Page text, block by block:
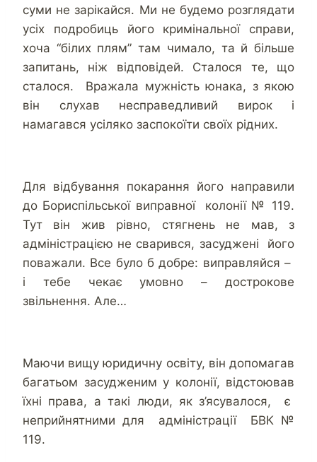
суми не зарікайся. Ми не будемо розглядати
усіх подробиць його кримінальної справи,
хоча “білих плям” там чимало, та й більше
запитань, ніж відповідей. Сталося те, що
сталося. Вражала мужність юнака, з якою
він слухав несправедливий вирок і
намагався усіляко заспокоїти своїх рідних.
Для відбування покарання його направили
до Бориспільської виправної колонії № 119.
Тут він жив рівно, стягнень не мав, з
адміністрацією не сварився, засуджені його
поважали. Все було б добре: виправляйся –
і тебе чекає умовно – дострокове
звільнення. Але…
Маючи вищу юридичну освіту, він допомагав
багатьом засудженим у колонії, відстоював
їхні права, а такі люди, як з’ясувалося, є
неприйнятними для адміністрації БВК №
119.